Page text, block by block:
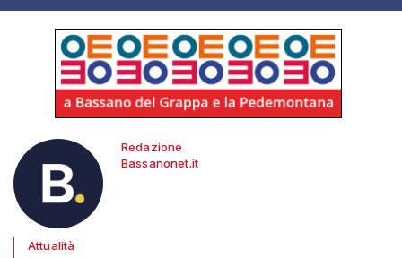
Redazione
Bassanonet.it
Attualità